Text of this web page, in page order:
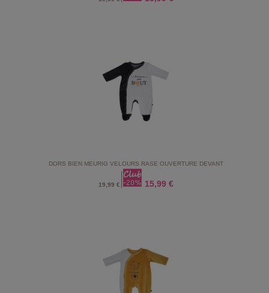
DORS BIEN MEURIG VELOURS RASE OUVERTURE DEVANT
19,99 € 15,99 €